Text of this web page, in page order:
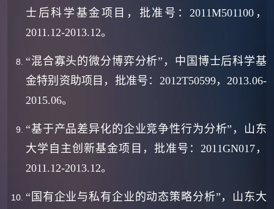
士后科学基金项目，批准号： 2011M501100 ，
2011.12-2013.12。
“混合寡头的微分博弈分析” ，中国博士后科学基
金特别资助项目，批准号： 2012T50599， 2013.06-
2015.06。
“基于产品差异化的企业竞争性行为分析” ，山东
大学自主创新基金项目，批准号： 2011GN017，
2011.12-2013.12。
“ 国有企业与私有企业的动态策略分析” ，山东大